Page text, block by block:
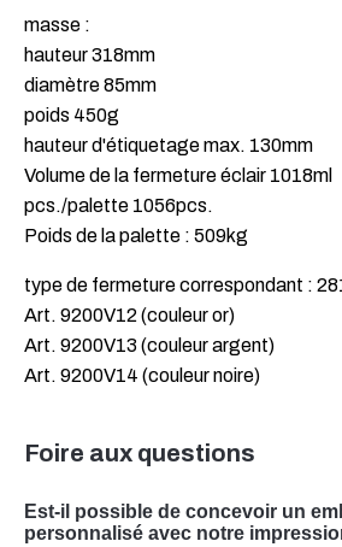
masse :
hauteur 318mm
diamètre 85mm
poids 450g
hauteur d'étiquetage max. 130mm
Volume de la fermeture éclair 1018ml
pcs./palette 1056pcs.
Poids de la palette : 509kg
type de fermeture correspondant :
Art. 9200V12 (couleur or)
Art. 9200V13 (couleur argent)
Art. 9200V14 (couleur noire)
Foire aux questions
Est-il possible de concevoir un
personnalisé avec notre